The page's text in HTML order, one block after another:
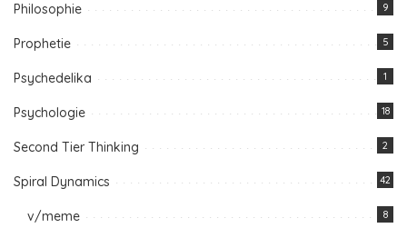
Philosophie 9
Prophetie 5
Psychedelika 1
Psychologie 18
Second Tier Thinking 2
Spiral Dynamics 42
v/meme 8